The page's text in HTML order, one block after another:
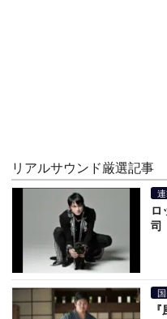
リアルサウンド厳選記事
ロ
司